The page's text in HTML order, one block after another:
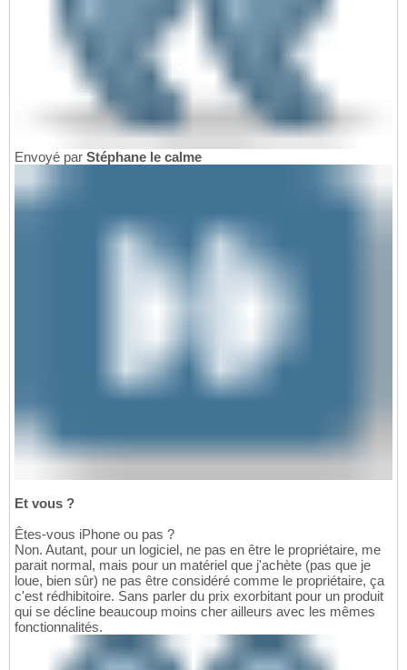
Envoyé par Stéphane le calme
Et vous ?
Êtes-vous iPhone ou pas ?
Non. Autant, pour un logiciel, ne pas en être le propriétaire, me
parait normal, mais pour un matériel que j'achète (pas que je
loue, bien sûr) ne pas être considéré comme le propriétaire, ça
c'est rédhibitoire. Sans parler du prix exorbitant pour un produit
qui se décline beaucoup moins cher ailleurs avec les mêmes
fonctionnalités.